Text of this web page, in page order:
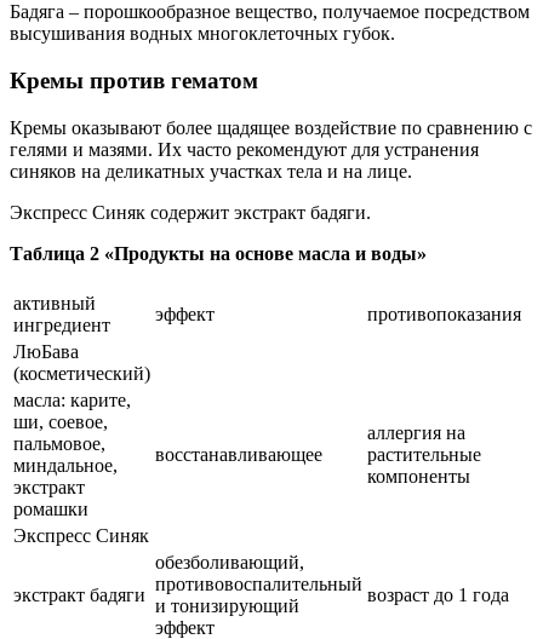
Бадяга – порошкообразное вещество, получаемое посредством
высушивания водных многоклеточных губок.
Кремы против гематом
Кремы оказывают более щадящее воздействие по сравнению с
гелями и мазями. Их часто рекомендуют для устранения
синяков на деликатных участках тела и на лице.
Экспресс Синяк содержит экстракт бадяги.
Таблица 2 «Продукты на основе масла и воды»
активный
ингредиент
эффект
противопоказания
ЛюБава
(косметический)
масла: карите,
ши, соевое,
пальмовое,
миндальное,
экстракт
ромашки
восстанавливающее
аллергия на
растительные
компоненты
Экспресс Синяк
экстракт бадяги
обезболивающий,
противовоспалительный
и тонизирующий
эффект
возраст до 1 года